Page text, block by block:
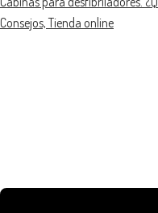
Consejos, Tienda online